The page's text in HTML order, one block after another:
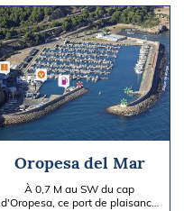
Oropesa del Mar
À 0,7 M au SW du cap
d'Oropesa, ce port de plaisance